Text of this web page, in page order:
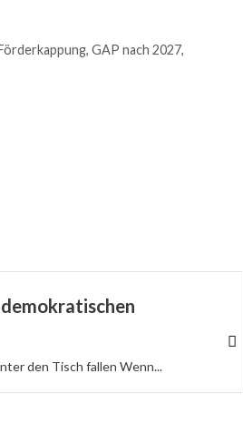
, GAP nach 2027,
den Tisch fallen Wenn...